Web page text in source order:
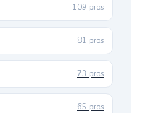
109 pros
81 pros
73 pros
65 pros